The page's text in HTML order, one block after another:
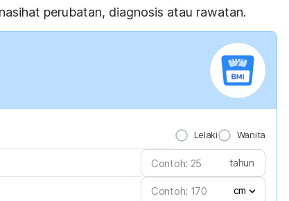
perubatan, diagnosis atau rawatan.
Lelaki Wanita
tahun
cm